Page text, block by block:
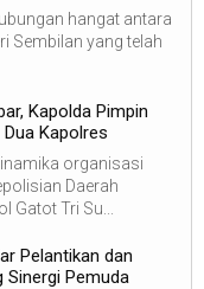
hangat antara
Sembilan yang telah
Kapolda Pimpin
Kapolres
organisasi
Daerah
Gatot Tri Su...
Pelantikan dan
Sinergi Pemuda